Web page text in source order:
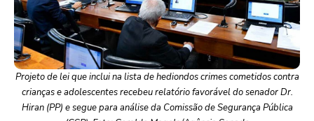
Projeto de lei que inclui na lista de hediondos crimes cometidos contra
crianças e adolescentes recebeu relatório favorável do senador Dr.
Hiran (PP) e segue para análise da Comissão de Segurança Pública